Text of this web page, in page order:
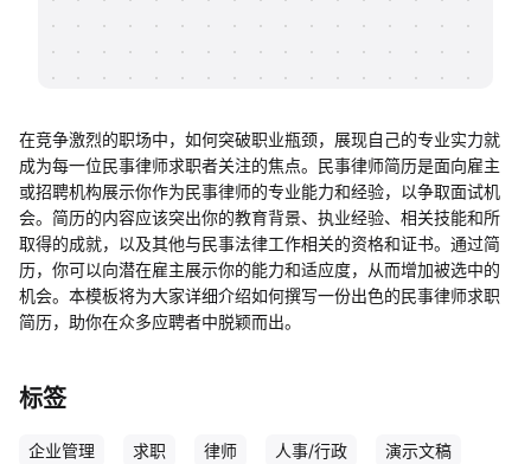
在竞争激烈的职场中，如何突破职业瓶颈，展现自己的专业实力就
成为每一位民事律师求职者关注的焦点。民事律师简历是面向雇主
或招聘机构展示你作为民事律师的专业能力和经验，以争取面试机
会。简历的内容应该突出你的教育背景、执业经验、相关技能和所
取得的成就，以及其他与民事法律工作相关的资格和证书。通过简
历，你可以向潜在雇主展示你的能力和适应度，从而增加被选中的
机会。本模板将为大家详细介绍如何撰写一份出色的民事律师求职
简历，助你在众多应聘者中脱颖而出。
标签
企业管理 求职 律师 人事/行政 演示文稿